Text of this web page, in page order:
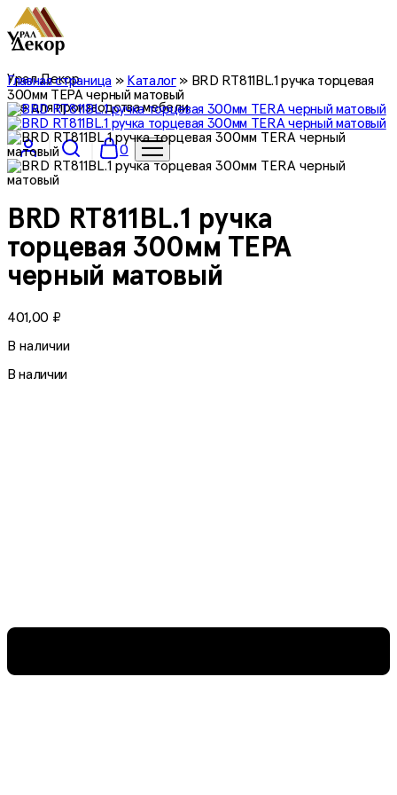
Урал Декор
все для производства мебели
0
Главная страница» Каталог» BRD RT811BL.1 ручка торцевая
300мм ТЕРА черный матовый
BRD RT811BL.1 ручка
торцевая 300мм ТЕРА
черный матовый
401,00 ₽
В наличии
В наличии